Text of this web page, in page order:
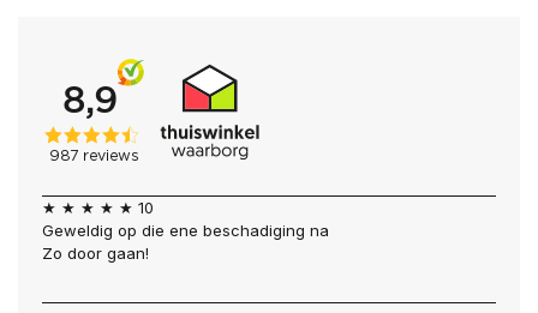
★ ★ ★ ★ ★ 10
Geweldig op die ene beschadiging na
Zo door gaan!